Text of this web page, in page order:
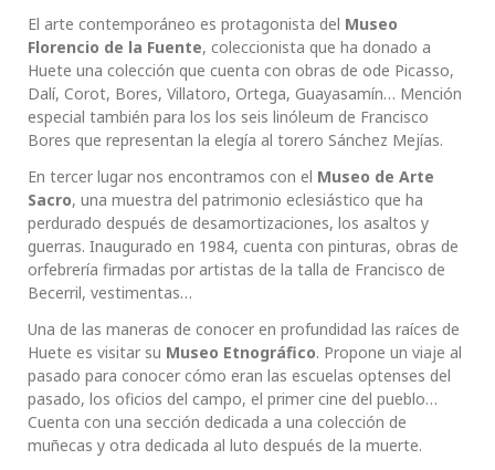
El arte contemporáneo es protagonista del Museo
Florencio de la Fuente, coleccionista que ha donado a
Huete una colección que cuenta con obras de ode Picasso,
Dalí, Corot, Bores, Villatoro, Ortega, Guayasamín… Mención
especial también para los los seis linóleum de Francisco
Bores que representan la elegía al torero Sánchez Mejías.
En tercer lugar nos encontramos con el Museo de Arte
Sacro, una muestra del patrimonio eclesiástico que ha
perdurado después de desamortizaciones, los asaltos y
guerras. Inaugurado en 1984, cuenta con pinturas, obras de
orfebrería firmadas por artistas de la talla de Francisco de
Becerril, vestimentas…
Una de las maneras de conocer en profundidad las raíces de
Huete es visitar su Museo Etnográfico. Propone un viaje al
pasado para conocer cómo eran las escuelas optenses del
pasado, los oficios del campo, el primer cine del pueblo…
Cuenta con una sección dedicada a una colección de
muñecas y otra dedicada al luto después de la muerte.